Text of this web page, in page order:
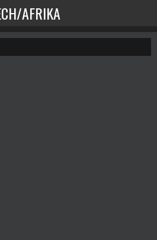
AFRIKA